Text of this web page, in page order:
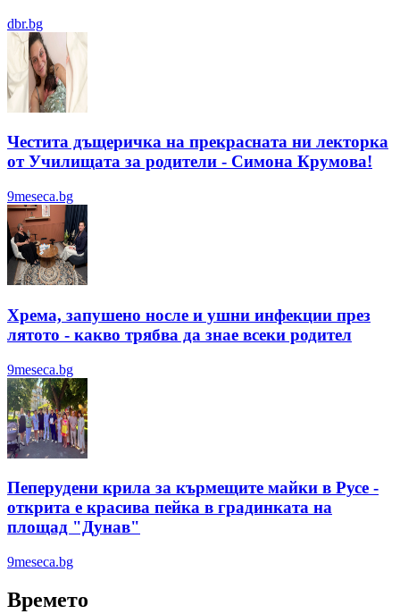
dbr.bg
Честита дъщеричка на прекрасната ни лекторка
от Училищата за родители - Симона Крумова!
9meseca.bg
Хрема, запушено носле и ушни инфекции през
лятотo - какво трябва да знае всеки родител
9meseca.bg
Пеперудени крила за кърмещите майки в Русе -
открита е красива пейка в градинката на
площад "Дунав"
9meseca.bg
Времето